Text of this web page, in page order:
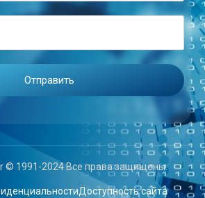
© 1991-2024 Все права защищены.
Доступность сайта